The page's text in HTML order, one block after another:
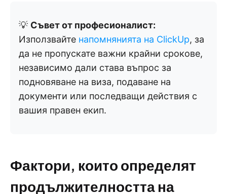
💡 Съвет от професионалист:
Използвайте напомнянията на ClickUp, за
да не пропускате важни крайни срокове,
независимо дали става въпрос за
подновяване на виза, подаване на
документи или последващи действия с
вашия правен екип.
Фактори, които определят
продължителността на